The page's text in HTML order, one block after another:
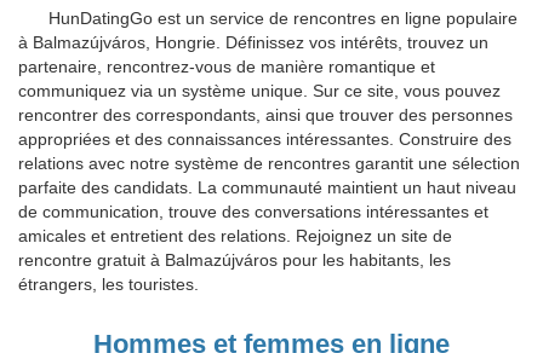
HunDatingGo est un service de rencontres en ligne populaire
à Balmazújváros, Hongrie. Définissez vos intérêts, trouvez un
partenaire, rencontrez-vous de manière romantique et
communiquez via un système unique. Sur ce site, vous pouvez
rencontrer des correspondants, ainsi que trouver des personnes
appropriées et des connaissances intéressantes. Construire des
relations avec notre système de rencontres garantit une sélection
parfaite des candidats. La communauté maintient un haut niveau
de communication, trouve des conversations intéressantes et
amicales et entretient des relations. Rejoignez un site de
rencontre gratuit à Balmazújváros pour les habitants, les
étrangers, les touristes.
Hommes et femmes en ligne